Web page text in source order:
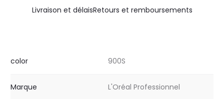
Livraison et délaisRetours et remboursements
color 900S
Marque L'Oréal Professionnel